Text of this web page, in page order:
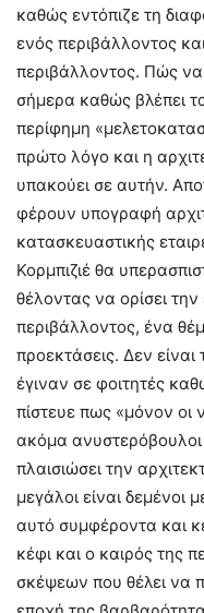
καθώς εντόπιζε τη
ενός περιβάλλοντος
περιβάλλοντος. Πώς
σήμερα καθώς βλέπει
περίφημη
πρώτο λόγο και η
υπακούει σε αυτήν.
φέρουν υπογραφή
κατασκευαστικής
Κορμπιζιέ θα
θέλοντας να ορίσει
περιβάλλοντος, ένα
προεκτάσεις. Δεν είναι
έγιναν σε φοιτητές
πίστευε πως «μόνον οι
ακόμα
πλαισιώσει την
μεγάλοι είναι δεμένοι
αυτό συμφέροντα και
κέφι και ο καιρός της
σκέψεων που θέλει να